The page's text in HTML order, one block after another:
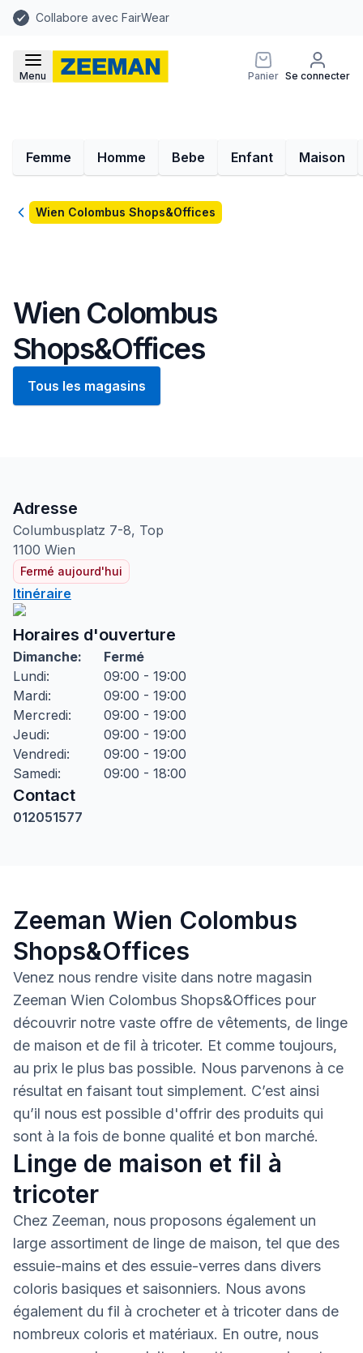
Collabore avec FairWear
Menu Panier Se connecter
Femme Homme Bebe Enfant Maison
RetourWien Colombus Shops&Offices
Wien Colombus
Shops&Offices
Tous les magasins
Adresse
Columbusplatz 7-8, Top
1100 Wien
Fermé aujourd'hui
Itinéraire
Horaires d'ouverture
Dimanche:
Fermé
Lundi:
09:00 - 19:00
Mardi:
09:00 - 19:00
Mercredi:
09:00 - 19:00
Jeudi:
09:00 - 19:00
Vendredi:
09:00 - 19:00
Samedi: 09:00 - 18:00
Contact
012051577
Zeeman Wien Colombus
Shops&Offices
Venez nous rendre visite dans notre magasin
Zeeman Wien Colombus Shops&Offices pour
découvrir notre vaste offre de vêtements, de linge
de maison et de fil à tricoter. Et comme toujours,
au prix le plus bas possible. Nous parvenons à ce
résultat en faisant tout simplement. C’est ainsi
qu’il nous est possible d'offrir des produits qui
sont à la fois de bonne qualité et bon marché.
Linge de maison et fil à
tricoter
Chez Zeeman, nous proposons également un
large assortiment de linge de maison, tel que des
essuie-mains et des essuie-verres dans divers
coloris basiques et saisonniers. Nous avons
également du fil à crocheter et à tricoter dans de
nombreux coloris et matériaux. En outre, nous